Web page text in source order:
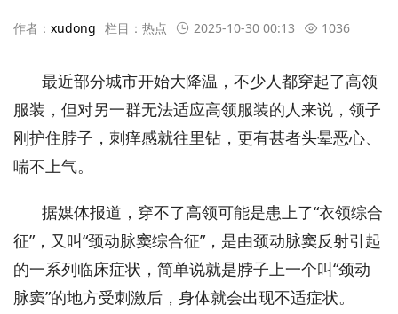
作者： xudong 栏目： 热点 2025-10-30 00:13 1036
最近部分城市开始大降温，不少人都穿起了高领
服装，但对另一群无法适应高领服装的人来说，领子
刚护住脖子，刺痒感就往里钻，更有甚者头晕恶心、
喘不上气。
据媒体报道，穿不了高领可能是患上了“衣领综合
征”，又叫“颈动脉窦综合征”，是由颈动脉窦反射引起
的一系列临床症状，简单说就是脖子上一个叫“颈动
脉窦”的地方受刺激后，身体就会出现不适症状。